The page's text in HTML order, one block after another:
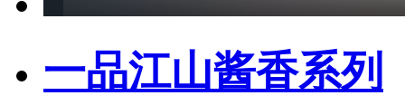
一品江山酱香系列